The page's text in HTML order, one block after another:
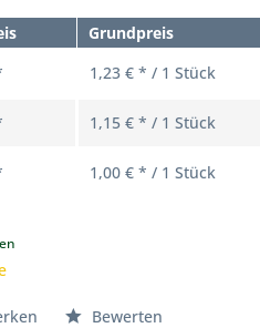
Grundpreis
1,23 € * / 1 Stück
1,15 € * / 1 Stück
1,00 € * / 1 Stück
Bewerten